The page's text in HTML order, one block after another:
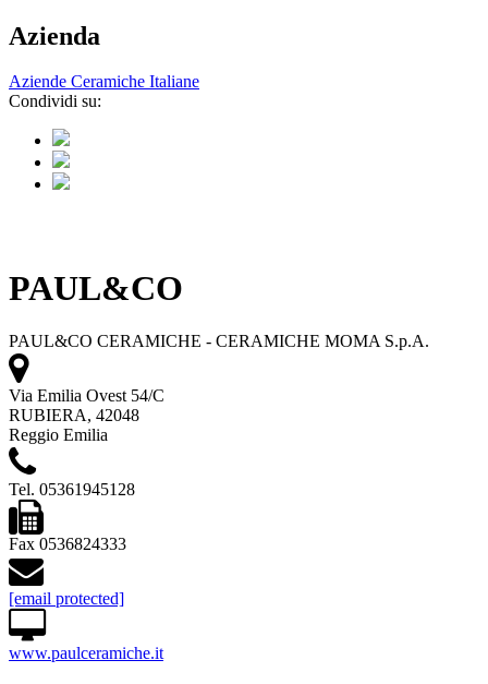
Azienda
Aziende Ceramiche Italiane
Condividi su:
PAUL&CO
PAUL&CO CERAMICHE - CERAMICHE MOMA S.p.A.
Via Emilia Ovest 54/C
RUBIERA, 42048
Reggio Emilia
Tel. 05361945128
Fax 0536824333
[email protected]
www.paulceramiche.it